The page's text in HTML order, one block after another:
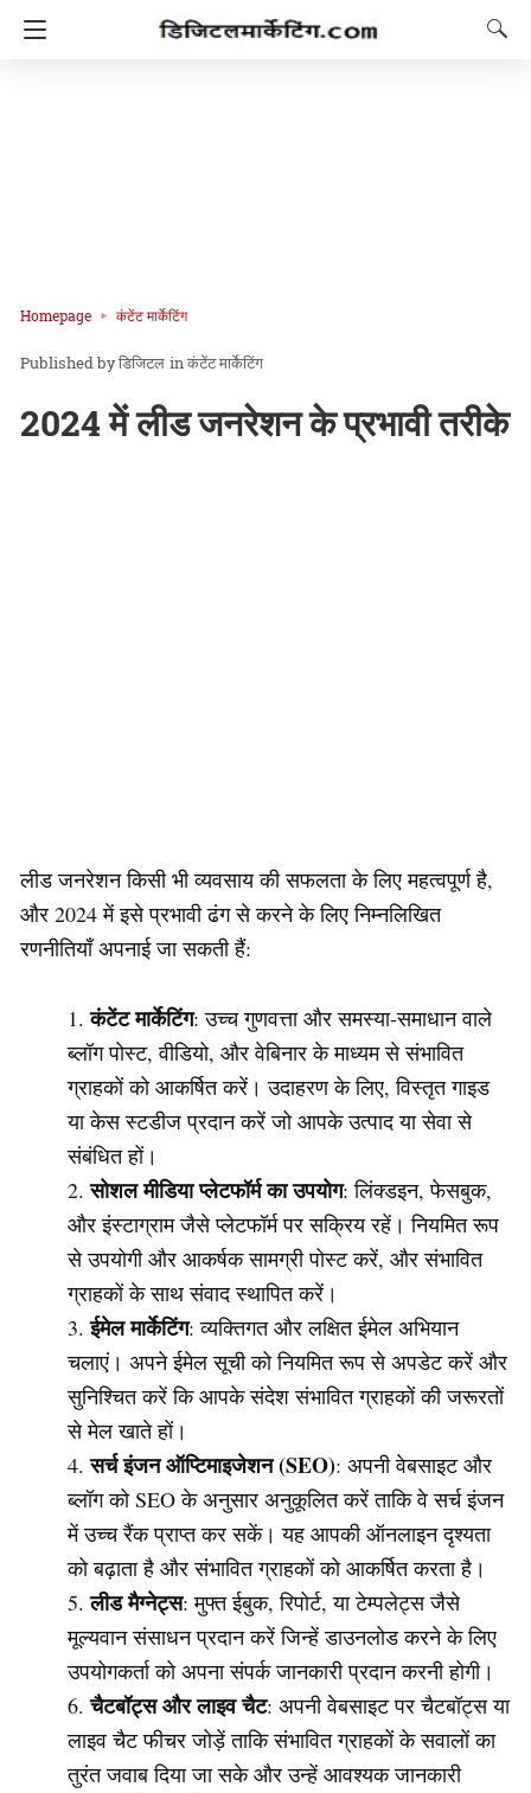
Homepage कंटेंट मार्केटिंग
डिजिटल inकंटेंट मार्केटिंग
2024 में लीड जनरेशन के प्रभावी तरीके
लीड जनरेशन किसी भी व्यवसाय की सफलता के लिए महत्वपूर्ण है,
और 2024 में इसे प्रभावी ढंग से करने के लिए निम्नलिखित
रणनीतियाँ अपनाई जा सकती हैं:
कंटेंट मार्केटिंग: उच्च गुणवत्ता और समस्या-समाधान वाले
ब्लॉग पोस्ट, वीडियो, और वेबिनार के माध्यम से संभावित
ग्राहकों को आकर्षित करें। उदाहरण के लिए, विस्तृत गाइड
या केस स्टडीज प्रदान करें जो आपके उत्पाद या सेवा से
संबंधित हों।
सोशल मीडिया प्लेटफॉर्म का उपयोग: लिंक्डइन, फेसबुक,
और इंस्टाग्राम जैसे प्लेटफॉर्म पर सक्रिय रहें। नियमित रूप
से उपयोगी और आकर्षक सामग्री पोस्ट करें, और संभावित
ग्राहकों के साथ संवाद स्थापित करें।
ईमेल मार्केटिंग: व्यक्तिगत और लक्षित ईमेल अभियान
चलाएं। अपने ईमेल सूची को नियमित रूप से अपडेट करें और
सुनिश्चित करें कि आपके संदेश संभावित ग्राहकों की जरूरतों
से मेल खाते हों।
सर्च इंजन ऑप्टिमाइजेशन (SEO): अपनी वेबसाइट और
ब्लॉग को SEO के अनुसार अनुकूलित करें ताकि वे सर्च इंजन
में उच्च रैंक प्राप्त कर सकें। यह आपकी ऑनलाइन दृश्यता
को बढ़ाता है और संभावित ग्राहकों को आकर्षित करता है।
लीड मैग्नेट्स: मुफ्त ईबुक, रिपोर्ट, या टेम्पलेट्स जैसे
मूल्यवान संसाधन प्रदान करें जिन्हें डाउनलोड करने के लिए
उपयोगकर्ता को अपना संपर्क जानकारी प्रदान करनी होगी।
चैटबॉट्स और लाइव चैट: अपनी वेबसाइट पर चैटबॉट्स या
लाइव चैट फीचर जोड़ें ताकि संभावित ग्राहकों के सवालों का
तुरंत जवाब दिया जा सके और उन्हें आवश्यक जानकारी